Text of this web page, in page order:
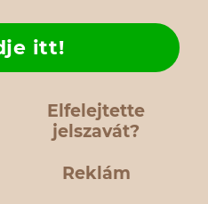
Elfelejtette
jelszavát?
itt!
Reklám